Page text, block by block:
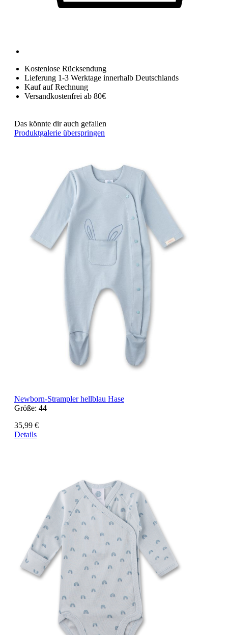
Kostenlose Rücksendung
Lieferung 1-3 Werktage innerhalb Deutschlands
Kauf auf Rechnung
Versandkostenfrei ab 80€
Das könnte dir auch gefallen
Produktgalerie überspringen
Newborn-Strampler hellblau Hase
Größe: 44
35,99 €
Details